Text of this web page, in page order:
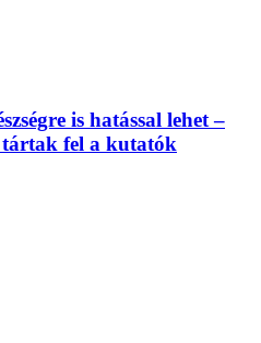
is hatással lehet –
tártak fel a kutatók